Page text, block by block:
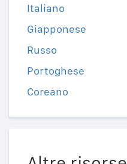
Italiano
Giapponese
Russo
Portoghese
Coreano